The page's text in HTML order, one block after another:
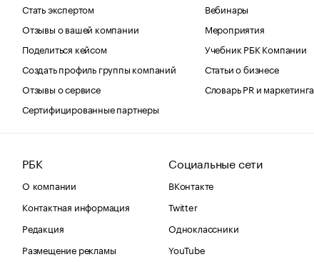
Стать экспертом
Отзывы о вашей компании
Поделиться кейсом
Создать профиль группы компаний
Отзывы о сервисе
Сертифицированные партнеры
Вебинары
Мероприятия
Учебник РБК Компании
Статьи о бизнесе
Словарь PR и маркетинга
РБК
О компании
Контактная информация
Редакция
Размещение рекламы
Социальные сети
ВКонтакте
Twitter
Одноклассники
YouTube